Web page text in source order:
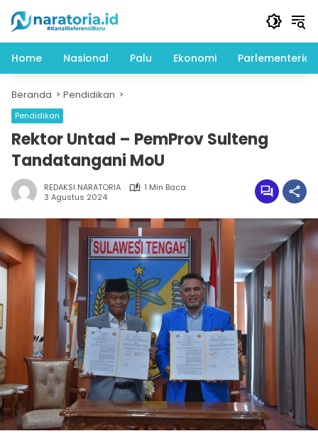
konten
Home
Nasional Palu Ekonomi Parlementeria
Beranda Pendidikan
Pendidikan
Rektor Untad – PemProv Sulteng
Tandatangani MoU
REDAKSI NARATORIA
1 Min Baca
3 Agustus 2024